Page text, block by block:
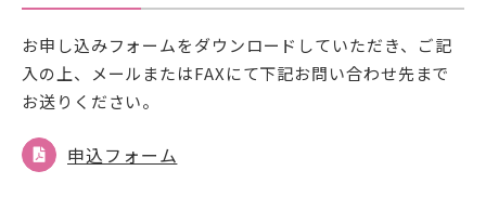
お申し込みフォームをダウンロードしていただき、ご記
入の上、メールまたはFAXにて下記お問い合わせ先まで
お送りください。
申込フォーム